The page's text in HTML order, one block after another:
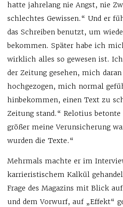
hatte jahrelang nie Angst, nie
schlechtes Gewissen.“ Und er
das Schreiben benutzt, um
bekommen. Später habe ich
wirklich alles so gewesen ist.
der Zeitung gesehen, mich
hochgezogen, mich normal
hinbekommen, einen Text zu
Zeitung stand.“ Relotius betonte
größer meine Verunsicherung
wurden die Texte.“
Mehrmals machte er im
karrieristischem Kalkül
Frage des Magazins mit Blick
und dem Vorwurf, auf „Effekt“